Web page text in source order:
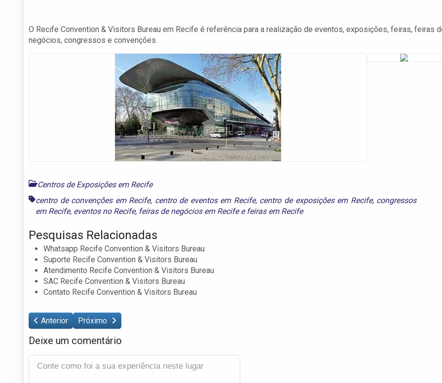
O Recife Convention & Visitors Bureau em Recife é referência para a realização de eventos, exposições, feiras, feiras
negócios, congressos e convenções.
Centros de Exposições em Recife
centro de convenções em Recife, centro de eventos em Recife, centro de exposições em Recife, congressos
em Recife, eventos no Recife, feiras de negócios em Recifee feiras em Recife
Pesquisas Relacionadas
Whatsapp Recife Convention & Visitors Bureau
Suporte Recife Convention & Visitors Bureau
Atendimento Recife Convention & Visitors Bureau
SAC Recife Convention & Visitors Bureau
Contato Recife Convention & Visitors Bureau
Anterior Próximo
Deixe um comentário